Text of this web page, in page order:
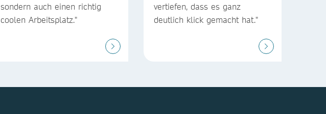
sondern auch einen richtig
coolen Arbeitsplatz."
vertiefen, dass es ganz
deutlich klick gemacht hat."